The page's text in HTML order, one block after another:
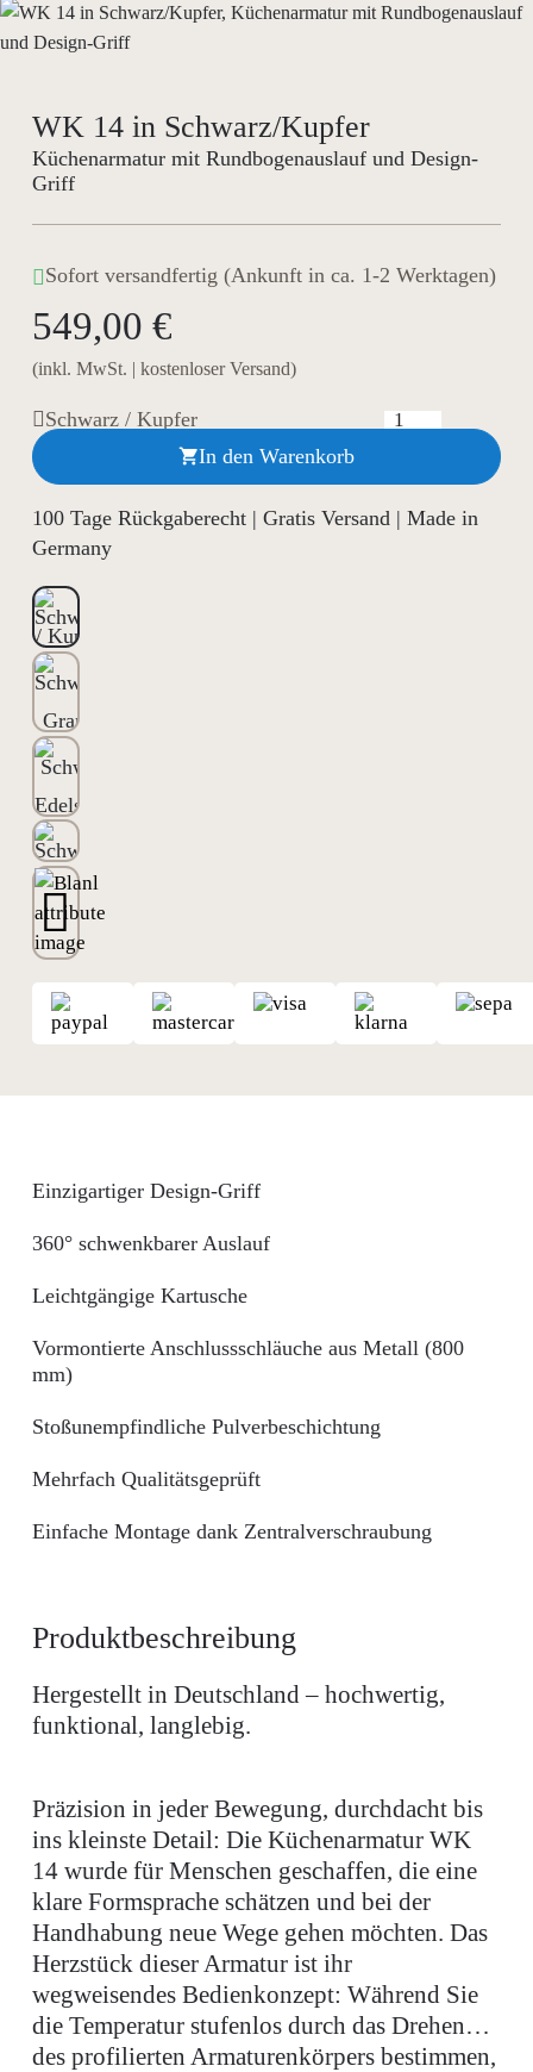
WK 14 in Schwarz/Kupfer
Küchenarmatur mit Rundbogenauslauf und Design-
Griff
Sofort versandfertig (Ankunft in ca. 1-2 Werktagen)
549,00 €
(inkl. MwSt. | kostenloser Versand)
Schwarz / Kupfer
In den Warenkorb
100 Tage Rückgaberecht | Gratis Versand | Made in
Germany
Produktbeschreibung
Hergestellt in Deutschland – hochwertig,
funktional, langlebig.
Präzision in jeder Bewegung, durchdacht bis
ins kleinste Detail: Die Küchenarmatur WK
14 wurde für Menschen geschaffen, die eine
klare Formsprache schätzen und bei der
Handhabung neue Wege gehen möchten. Das
Herzstück dieser Armatur ist ihr
wegweisendes Bedienkonzept: Während Sie
die Temperatur stufenlos durch das Drehen
des profilierten Armaturenkörpers bestimmen,
Einzigartiger Design-Griff
360° schwenkbarer Auslauf
Leichtgängige Kartusche
Vormontierte Anschlussschläuche aus Metall (800
mm)
Stoßunempfindliche Pulverbeschichtung
Mehrfach Qualitätsgeprüft
Einfache Montage dank Zentralverschraubung